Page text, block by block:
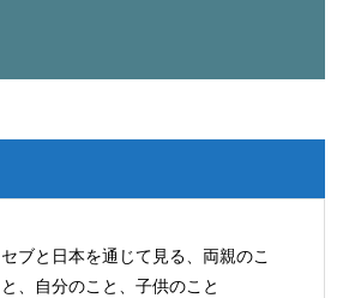
セブと日本を通じて見る、両親のこ
と、自分のこと、子供のこと